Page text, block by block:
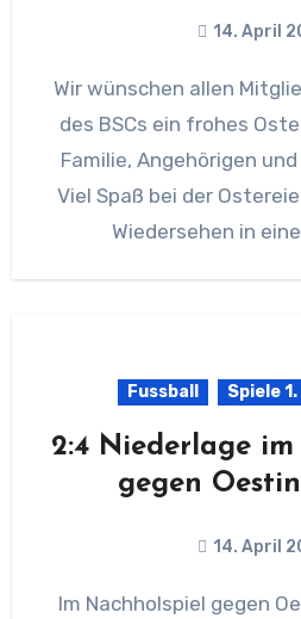
14. April
Wir wünschen allen Mitgliedern und Freunden
des BSCs ein frohes
Familie, Angehörigen
Viel Spaß bei der
Wiedersehen in
Fussball Spiele
2:4 Niederlage
gegen
14. April
Im Nachholspiel gegen Oestinghausen muss